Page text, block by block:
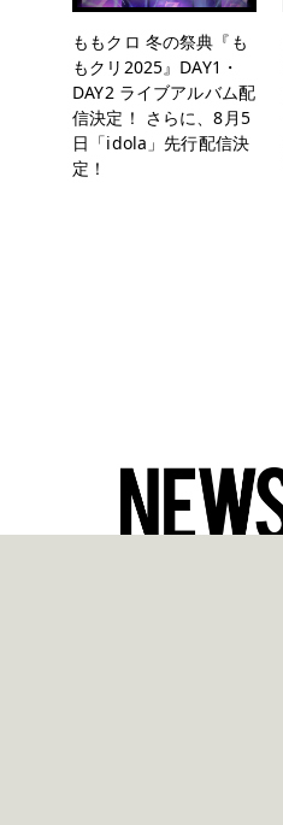
ももクロ 冬の祭典『も
もクリ2025』DAY1・
DAY2 ライブアルバム配
信決定！ さらに、8月5
日「idola」先行配信決
定！